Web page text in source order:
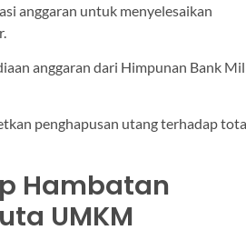
anggaran untuk menyelesaikan
anggaran dari Himpunan Bank
penghapusan utang terhadap
Hambatan
UMKM